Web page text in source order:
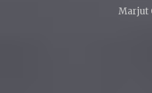
Marjut